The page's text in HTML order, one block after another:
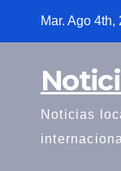
Mar. Ago 4th,
Noticias